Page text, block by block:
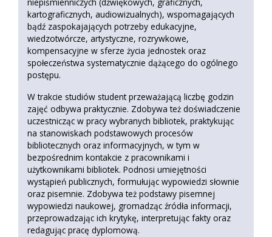
kartograficznych, audiowizualnych), wspomagających
bądź zaspokajających potrzeby edukacyjne,
wiedzotwórcze, artystyczne, rozrywkowe,
kompensacyjne w sferze życia jednostek oraz
społeczeństwa systematycznie dążącego do ogólnego
postępu.
W trakcie studiów student przeważającą liczbę godzin
zajęć odbywa praktycznie. Zdobywa też doświadczenie
uczestnicząc w pracy wybranych bibliotek, praktykując
na stanowiskach podstawowych procesów
bibliotecznych oraz informacyjnych, w tym w
bezpośrednim kontakcie z pracownikami i
użytkownikami bibliotek. Podnosi umiejętności
wystąpień publicznych, formułując wypowiedzi słownie
oraz pisemnie. Zdobywa też podstawy pisemnej
wypowiedzi naukowej, gromadząc źródła informacji,
przeprowadzając ich krytykę, interpretując fakty oraz
redagując pracę dyplomową.